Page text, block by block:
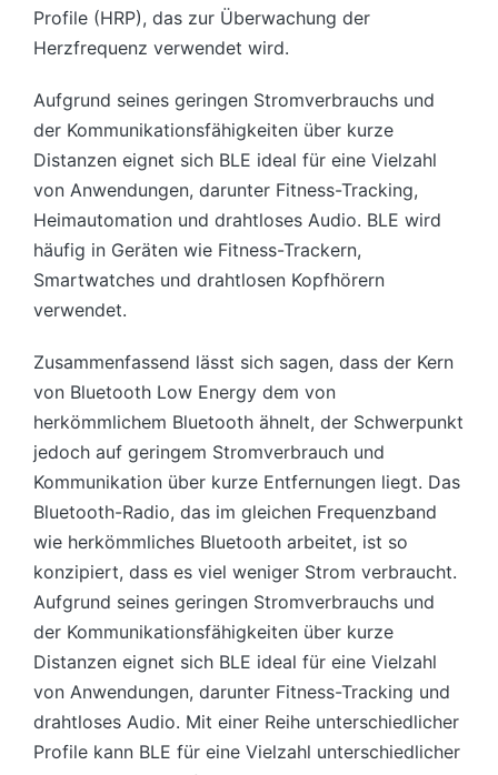
Profile (HRP), das zur Überwachung der
Herzfrequenz verwendet wird.
Aufgrund seines geringen Stromverbrauchs und
der Kommunikationsfähigkeiten über kurze
Distanzen eignet sich BLE ideal für eine Vielzahl
von Anwendungen, darunter Fitness-Tracking,
Heimautomation und drahtloses Audio. BLE wird
häufig in Geräten wie Fitness-Trackern,
Smartwatches und drahtlosen Kopfhörern
verwendet.
Zusammenfassend lässt sich sagen, dass der Kern
von Bluetooth Low Energy dem von
herkömmlichem Bluetooth ähnelt, der Schwerpunkt
jedoch auf geringem Stromverbrauch und
Kommunikation über kurze Entfernungen liegt. Das
Bluetooth-Radio, das im gleichen Frequenzband
wie herkömmliches Bluetooth arbeitet, ist so
konzipiert, dass es viel weniger Strom verbraucht.
Aufgrund seines geringen Stromverbrauchs und
der Kommunikationsfähigkeiten über kurze
Distanzen eignet sich BLE ideal für eine Vielzahl
von Anwendungen, darunter Fitness-Tracking und
drahtloses Audio. Mit einer Reihe unterschiedlicher
Profile kann BLE für eine Vielzahl unterschiedlicher